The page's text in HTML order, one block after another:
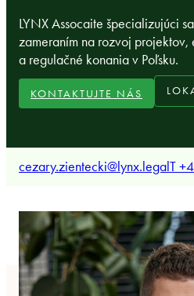
LYNX Assocaite špecializujúci
zameraním na rozvoj
a regulačné konania v Poľsku.
KONTAKTUJTE NÁS
cezary.zientecki@lynx.legalT